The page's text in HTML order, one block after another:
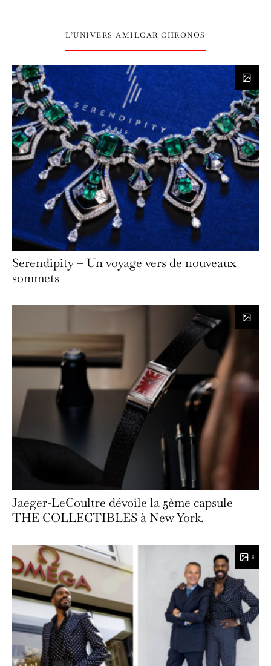
L’UNIVERS AMILCAR CHRONOS
Serendipity – Un voyage vers de nouveaux
sommets
Jaeger-LeCoultre dévoile la 5ème capsule
THE COLLECTIBLES à New York.
6